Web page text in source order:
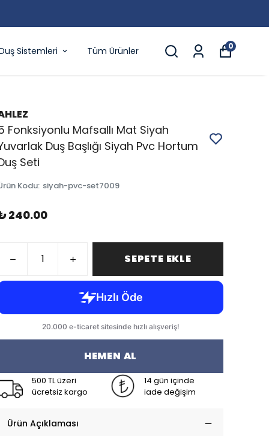
Sistemleri Tüm Ürünler 0
Fonksiyonlu Mafsallı Mat Siyah
Duş Başlığı Siyah Pvc Hortum
Seti
Kodu: siyah-pvc-set7009
240.00
SEPETE EKLE
HEMEN AL
500 TL üzeri
ücretsiz kargo
14 gün içinde
iade değişim
Ürün Açıklaması